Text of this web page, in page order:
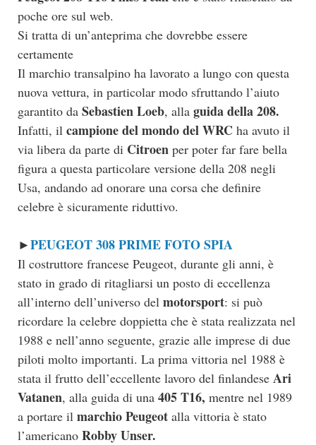
poche ore sul web.
Si tratta di un’anteprima che dovrebbe essere
certamente
Il marchio transalpino ha lavorato a lungo con questa
nuova vettura, in particolar modo sfruttando l’aiuto
garantito da Sebastien Loeb, alla guida della 208.
Infatti, il campione del mondo del WRC ha avuto il
via libera da parte di Citroen per poter far fare bella
figura a questa particolare versione della 208 negli
Usa, andando ad onorare una corsa che definire
celebre è sicuramente riduttivo.
►PEUGEOT 308 PRIME FOTO SPIA
Il costruttore francese Peugeot, durante gli anni, è
stato in grado di ritagliarsi un posto di eccellenza
all’interno dell’universo del motorsport: si può
ricordare la celebre doppietta che è stata realizzata nel
1988 e nell’anno seguente, grazie alle imprese di due
piloti molto importanti. La prima vittoria nel 1988 è
stata il frutto dell’eccellente lavoro del finlandese Ari
Vatanen, alla guida di una 405 T16, mentre nel 1989
a portare il marchio Peugeot alla vittoria è stato
l’americano Robby Unser.